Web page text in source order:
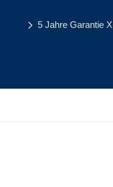
5 Jahre Garantie